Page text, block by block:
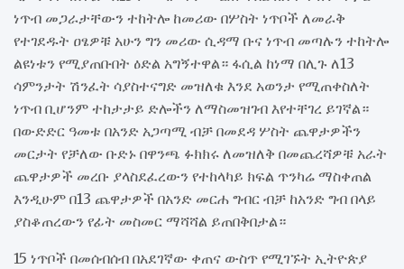
ነጥብ መጋራታቸውን ተከትሎ ከመሪው በሦስት ነጥቦች ለመራቅ
የተገደዱት ዐፄዎቹ አሁን ግን መሪው ሲዳማ ቡና ነጥብ መጣሉን ተከትሎ
ልዩነቱን የሚያጠቡበት ዕድል አግኝተዋል። ፋሲል ከነማ በሊጉ ለ13
ሳምንታት ሽንፈት ሳያስተናግድ መዝለቁ እንደ አወንታ የሚጠቀስለት
ነጥብ ቢሆንም ተከታታይ ድሎችን ለማስመዝገብ እየተቸገረ ይገኛል።
በውድድር ዓመቱ በአንድ አጋጣሚ ብቻ በመደዳ ሦስት ጨዋታዎችን
መርታት የቻለው ቡድኑ በዋንጫ ፉክክሩ ለመዝለቅ በመጨረሻዎቹ አራት
ጨዋታዎች መረቡ ያላስደፈረውን የተከላካይ ክፍል ጥንካሬ ማስቀጠል
እንዲሁም በ13 ጨዋታዎች በአንድ መርሐ ግብር ብቻ ከአንድ ግብ በላይ
ያስቆጠረውን የፊት መስመር ማሻሻል ይጠበቅበታል።
15 ነጥቦች በመሰብሰብ በአደገኛው ቀጠና ውስጥ የሚገኙት ኢትዮጵያ